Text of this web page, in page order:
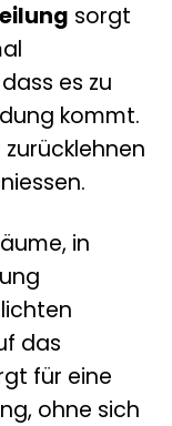
sorgt
es zu
kommt.
in
das
für eine
ohne sich